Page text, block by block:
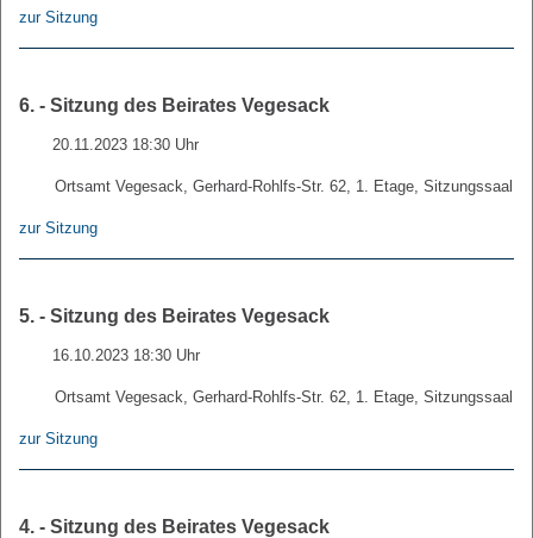
zur Sitzung
6. - Sitzung des Beirates Vegesack
20.11.2023 18:30 Uhr
Ortsamt Vegesack, Gerhard-Rohlfs-Str. 62, 1. Etage, Sitzungssaal
zur Sitzung
5. - Sitzung des Beirates Vegesack
16.10.2023 18:30 Uhr
Ortsamt Vegesack, Gerhard-Rohlfs-Str. 62, 1. Etage, Sitzungssaal
zur Sitzung
4. - Sitzung des Beirates Vegesack